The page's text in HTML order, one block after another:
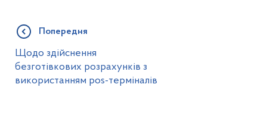
Попередня
Щодо здійснення
безготівкових розрахунків з
використанням pos-терміналів